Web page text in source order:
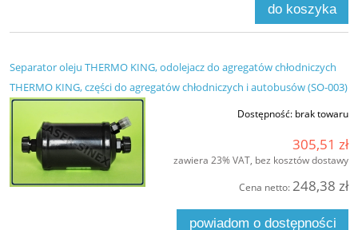
do koszyka
Separator oleju THERMO KING, odolejacz do agregatów chłodniczych
THERMO KING, części do agregatów chłodniczych i autobusów (SO-003)
Dostępność: brak towaru
305,51 zł
zawiera 23% VAT, bez kosztów dostawy
Cena netto:248,38 zł
powiadom o dostępności